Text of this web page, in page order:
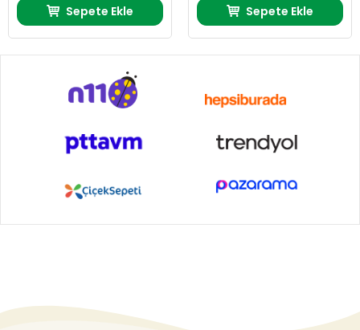
Sepete Ekle Sepete Ekle